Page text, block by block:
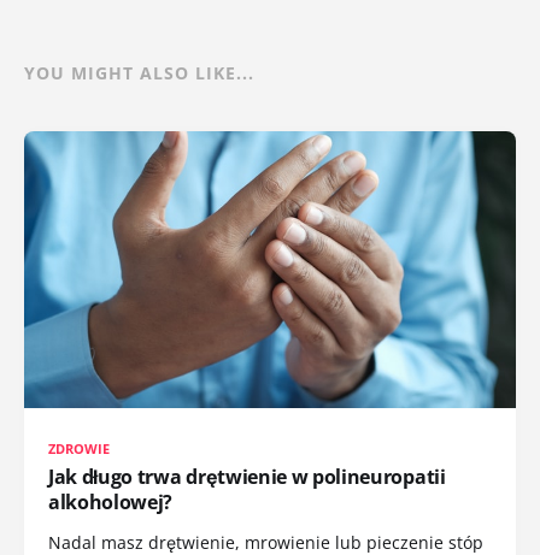
YOU MIGHT ALSO LIKE...
ZDROWIE
Jak długo trwa drętwienie w polineuropatii
alkoholowej?
Nadal masz drętwienie, mrowienie lub pieczenie stóp